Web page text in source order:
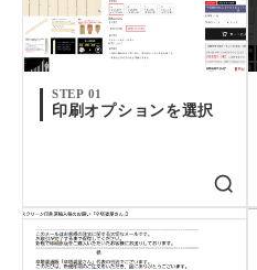
STEP 01
印刷オプションを選択